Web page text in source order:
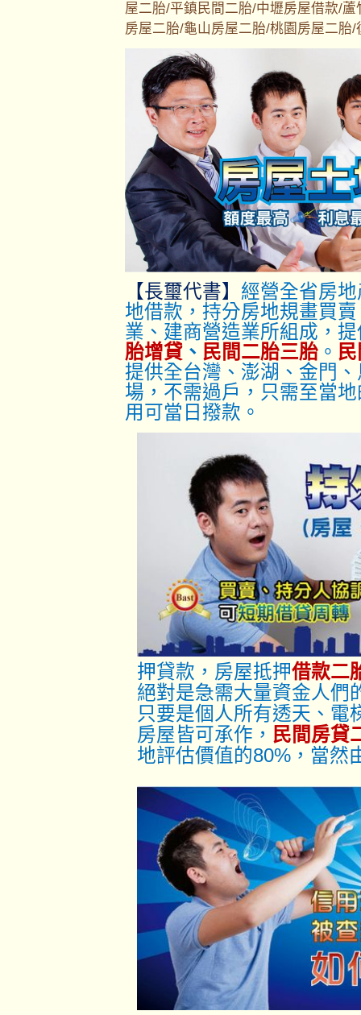
屋二胎/平鎮民間二胎/中壢房屋借款/
房屋二胎/龜山房屋二胎/桃園房屋二胎/
【長璽代書】 經營全省房
地借款，持分房地規畫買
業、建商營造業所組成，
胎增貸 、 民間二胎三胎 。
提供全台灣、澎湖、金門
場，不需過戶，只需至當
用可當日撥款。
押貸款，房屋抵押借款二
絕對是急需大量資金人們
只要是個人所有透天、電
房屋皆可承作， 民間房貸
地評估價值的80%，當然